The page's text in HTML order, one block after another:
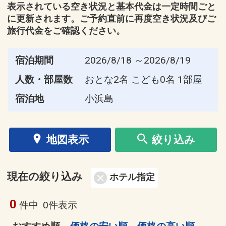
表示されている空き状況と基本代金は一定時間ごと
に更新されます。ご予約直前に再度空き状況及びご
旅行代金をご確認ください。
宿泊期間
2026/8/18 ～2026/8/19
人数・部屋数
おとな2名 こども0名 1部屋
宿泊地
小浜島
地図表示 絞り込み
現在の絞り込み ホテル指定
0 件中 0件表示